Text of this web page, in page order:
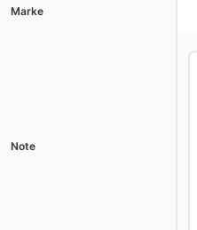
Marke
Note